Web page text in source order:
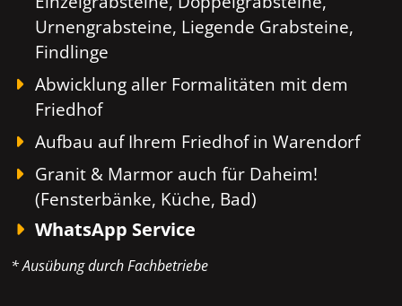
Urnengrabsteine, Liegende Grabsteine,
Findlinge
Abwicklung aller Formalitäten mit dem
Friedhof
Aufbau auf Ihrem Friedhof in Warendorf
Granit & Marmor auch für Daheim!
(Fensterbänke, Küche, Bad)
WhatsApp Service
* Ausübung durch Fachbetriebe